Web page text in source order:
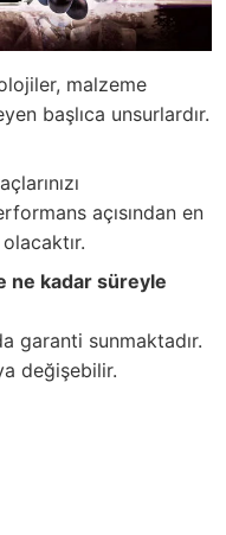
malzeme
başlıca unsurlardır.
açısından en
ne kadar süreyle
garanti sunmaktadır.
değişebilir.